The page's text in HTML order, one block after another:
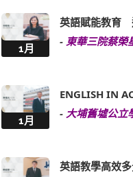
1月
英語賦能教育
- 東華三院蔡榮
1月
ENGLISH IN
- 大埔舊墟公立
英語教學高效